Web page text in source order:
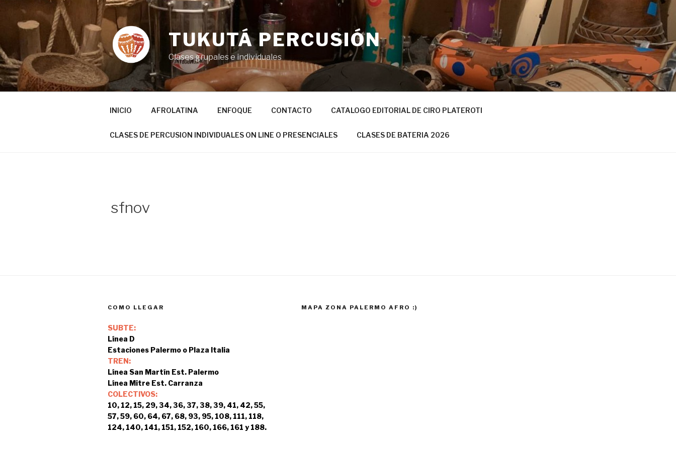
contenido
TUKUTÁ PERCUSIÓN
Clases grupales e individuales
INICIO AFROLATINA ENFOQUE CONTACTO CATALOGO EDITORIAL DE CIRO PLATEROTI
CLASES DE PERCUSION INDIVIDUALES ON LINE O PRESENCIALES CLASES DE BATERIA 2026
sfnov
COMO LLEGAR
SUBTE:
Línea D
Estaciones Palermo o Plaza Italia
TREN:
Línea San Martín Est. Palermo
Línea Mitre Est. Carranza
COLECTIVOS:
10, 12, 15, 29, 34, 36, 37, 38, 39, 41, 42, 55,
57, 59, 60, 64, 67, 68, 93, 95, 108, 111, 118,
124, 140, 141, 151, 152, 160, 166, 161 y 188.
MAPA ZONA PALERMO AFRO :)